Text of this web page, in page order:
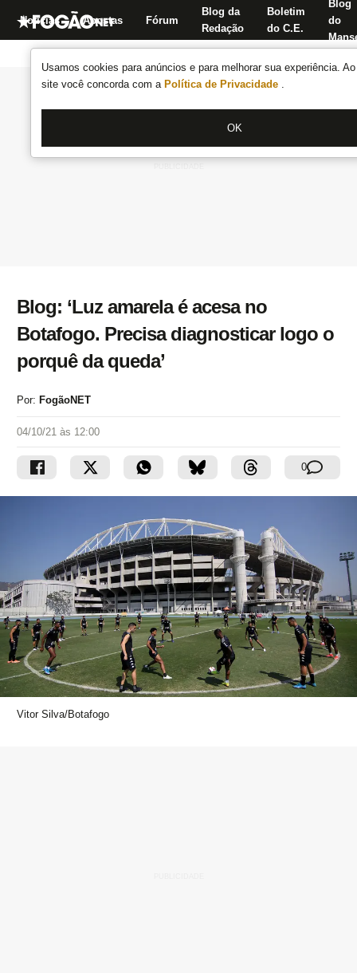
Usamos cookies para anúncios e para melhorar sua experiência.
site você concorda com a Política de Privacidade .
OK
Notícias Apostas Fórum
Blog da
Redação
Boletim
do C.E.
Blog
do
Blog: ‘Luz amarela é acesa no
Botafogo. Precisa diagnosticar logo o
porquê da queda’
Por: FogãoNET
04/10/21 às 12:00
0
Vitor Silva/Botafogo